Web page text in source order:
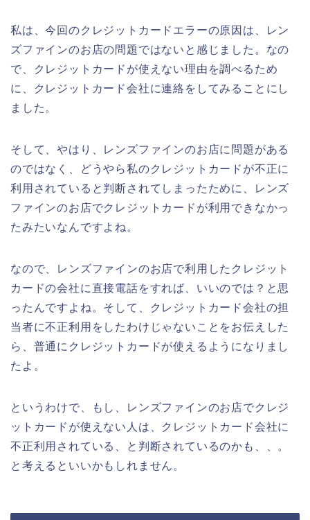
私は、今回のクレジットカードエラーの原因は、レン
ズファインのお店の問題ではないと感じました。なの
で、クレジットカードが使えない理由を調べるため
に、クレジットカード会社に連絡をしてみることにし
ました。
そして、やはり、レンズファインのお店に問題がある
のではなく、どうやら私のクレジットカードが不正に
利用されていると判断されてしまったために、レンズ
ファインのお店でクレジットカードが利用できなかっ
たみたいなんですよね。
なので、レンズファインのお店で利用したクレジット
カードの会社に直接電話をすれば、いいのでは？と思
ったんですよね。そして、クレジットカード会社の担
当者に不正利用をしたわけじゃないことをお伝えした
ら、普通にクレジットカードが使えるようになりまし
たよ。
というわけで、もし、レンズファインのお店でクレジ
ットカードが使えない人は、クレジットカード会社に
不正利用されている、と判断されているのかも、、。
と考えるといいかもしれません。